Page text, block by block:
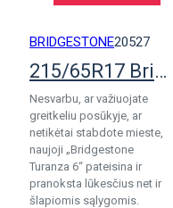
BRIDGESTONE20527
215/65R17 Bridgestone Turanza 6 Enliten
Nesvarbu, ar važiuojate
greitkeliu posūkyje, ar
netikėtai stabdote mieste,
naujoji „Bridgestone
Turanza 6“ pateisina ir
pranoksta lūkesčius net ir
šlapiomis sąlygomis.